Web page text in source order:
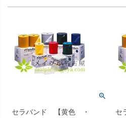
セラバンド 【黄色 ・
セ